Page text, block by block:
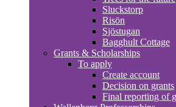
Sluckstorp
Risön
Sjöstugan
Bagghult Cottage
Grants & Scholarships
To apply
Create account
Decision on grants
Final reporting of